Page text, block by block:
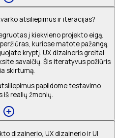
atsiliepimus ir iteracijas?
į kiekvieno projekto eigą.
kuriose matote pažangą,
kryptį. UX dizaineris greitai
savaičių. Šis iteratyvus požiūris
skirtumą.
papildome testavimo
iš realių žmonių.
dizainerio, UX dizainerio ir UI